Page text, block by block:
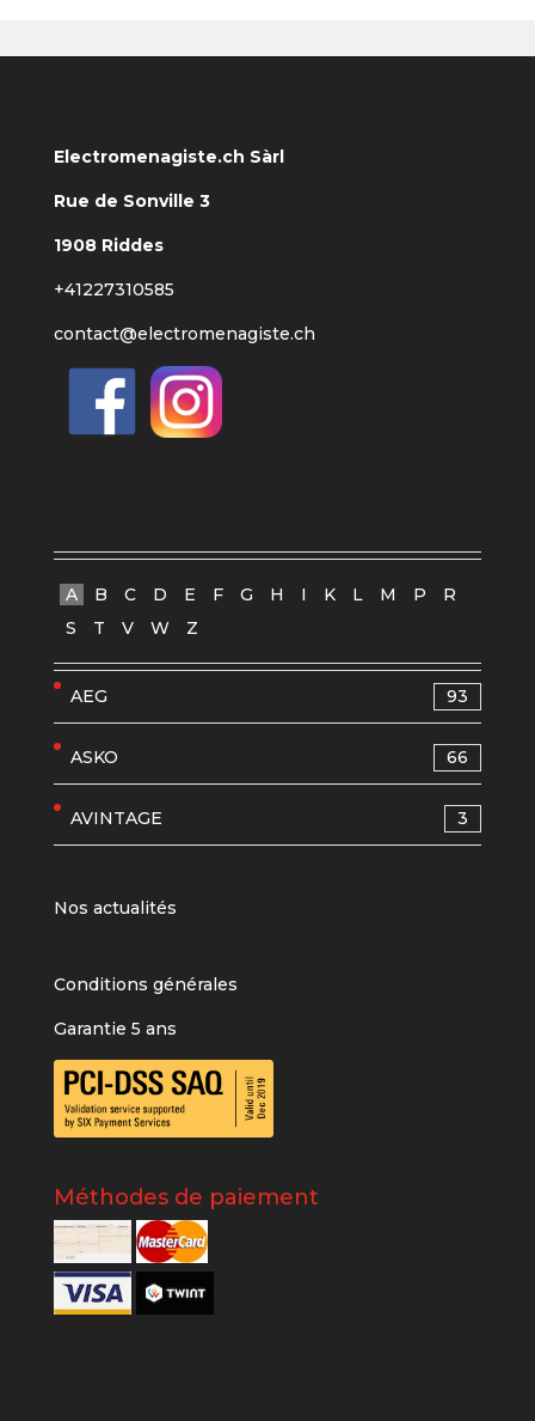
Electromenagiste.ch Sàrl
Rue de Sonville 3
1908 Riddes
+41227310585
contact@electromenagiste.ch
A B C D E F G H I K L M P
R
S
T V W Z
AEG 93
ASKO 66
AVINTAGE 3
Nos actualités
Conditions générales
Garantie 5 ans
Méthodes de paiement